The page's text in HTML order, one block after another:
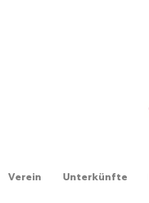
Verein Unterkünfte